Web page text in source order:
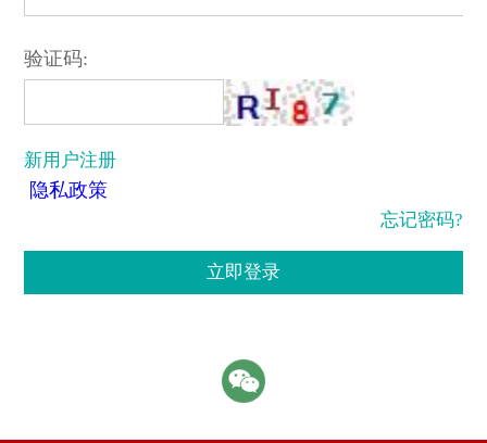
验证码:
新用户注册
隐私政策
忘记密码?
立即登录